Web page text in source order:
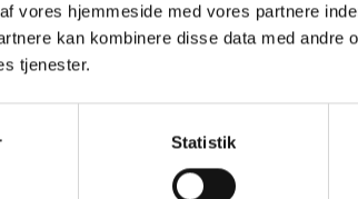
vores hjemmeside med vores partnere
kan kombinere disse data med andre
tjenester.
Statistik
maximumaalborg
@maximum.aalborg
LinkedIn